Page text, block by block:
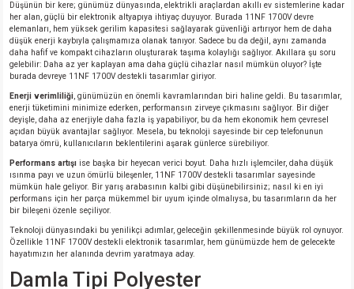
Düşünün bir kere; günümüz dünyasında, elektrikli araçlardan akıllı ev sistemlerine kadar
her alan, güçlü bir elektronik altyapıya ihtiyaç duyuyor. Burada 11NF 1700V devre
elemanları, hem yüksek gerilim kapasitesi sağlayarak güvenliği artırıyor hem de daha
düşük enerji kaybıyla çalışmamıza olanak tanıyor. Sadece bu da değil, aynı zamanda
daha hafif ve kompakt cihazların oluşturarak taşıma kolaylığı sağlıyor. Akıllara şu soru
gelebilir: Daha az yer kaplayan ama daha güçlü cihazlar nasıl mümkün oluyor? İşte
burada devreye 11NF 1700V destekli tasarımlar giriyor.
Enerji verimliliği, günümüzün en önemli kavramlarından biri haline geldi. Bu tasarımlar,
enerji tüketimini minimize ederken, performansın zirveye çıkmasını sağlıyor. Bir diğer
deyişle, daha az enerjiyle daha fazla iş yapabiliyor, bu da hem ekonomik hem çevresel
açıdan büyük avantajlar sağlıyor. Mesela, bu teknoloji sayesinde bir cep telefonunun
batarya ömrü, kullanıcıların beklentilerini aşarak günlerce sürebiliyor.
Performans artışı ise başka bir heyecan verici boyut. Daha hızlı işlemciler, daha düşük
ısınma payı ve uzun ömürlü bileşenler, 11NF 1700V destekli tasarımlar sayesinde
mümkün hale geliyor. Bir yarış arabasının kalbi gibi düşünebilirsiniz; nasıl ki en iyi
performans için her parça mükemmel bir uyum içinde olmalıysa, bu tasarımların da her
bir bileşeni özenle seçiliyor.
Teknoloji dünyasındaki bu yenilikçi adımlar, geleceğin şekillenmesinde büyük rol oynuyor.
Özellikle 11NF 1700V destekli elektronik tasarımlar, hem günümüzde hem de gelecekte
hayatımızın her alanında devrim yaratmaya aday.
Damla Tipi Polyester